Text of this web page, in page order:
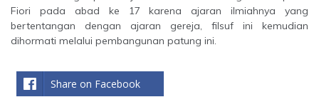
Fiori pada abad ke 17 karena ajaran ilmiahnya yang
bertentangan dengan ajaran gereja, filsuf ini kemudian
dihormati melalui pembangunan patung ini.
Share on Facebook